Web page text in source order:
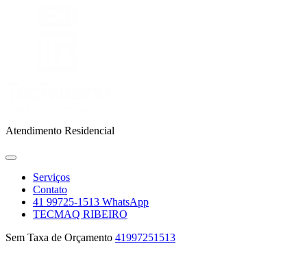
Atendimento Residencial
Open
Serviços
Contato
41 99725-1513 WhatsApp
TECMAQ RIBEIRO
Close
Sem Taxa de Orçamento 4199725151341997251513